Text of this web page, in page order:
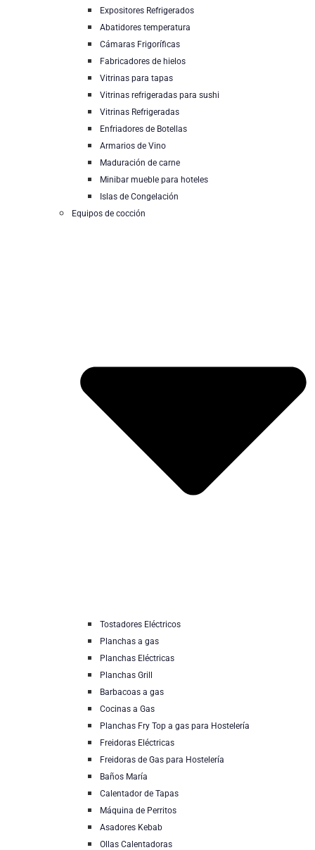
Expositores Refrigerados
Abatidores temperatura
Cámaras Frigoríficas
Fabricadores de hielos
Vitrinas para tapas
Vitrinas refrigeradas para sushi
Vitrinas Refrigeradas
Enfriadores de Botellas
Armarios de Vino
Maduración de carne
Minibar mueble para hoteles
Islas de Congelación
Equipos de cocción
Tostadores Eléctricos
Planchas a gas
Planchas Eléctricas
Planchas Grill
Barbacoas a gas
Cocinas a Gas
Planchas Fry Top a gas para Hostelería
Freidoras Eléctricas
Freidoras de Gas para Hostelería
Baños María
Calentador de Tapas
Máquina de Perritos
Asadores Kebab
Ollas Calentadoras